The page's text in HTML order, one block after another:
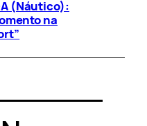
(Náutico):
na